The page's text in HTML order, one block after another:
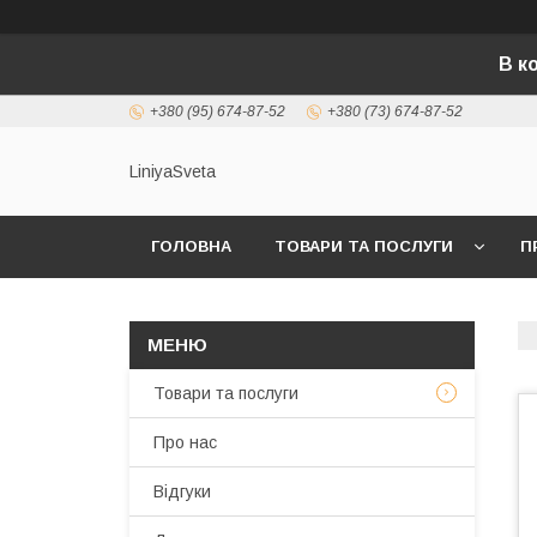
В
+380 (95) 674-87-52 +380 (73) 674-87-52
LiniyaSveta
ГОЛОВНА ТОВАРИ ТА ПОСЛУГИ
Товари та послуги
Про нас
Відгуки